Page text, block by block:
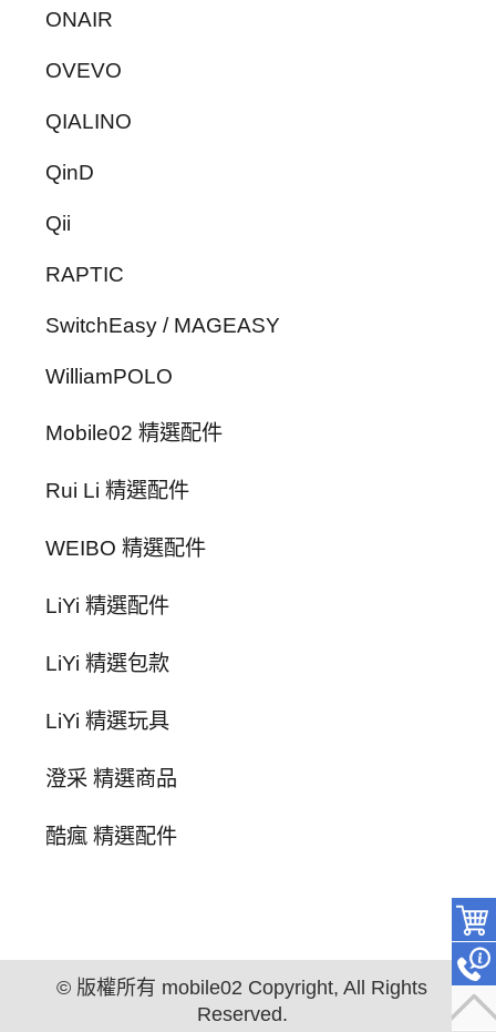
ONAIR
OVEVO
QIALINO
QinD
Qii
RAPTIC
SwitchEasy / MAGEASY
WilliamPOLO
Mobile02 精選配件
Rui Li 精選配件
WEIBO 精選配件
LiYi 精選配件
LiYi 精選包款
LiYi 精選玩具
澄采 精選商品
酷瘋 精選配件
© 版權所有 mobile02 Copyright, All Rights
Reserved.